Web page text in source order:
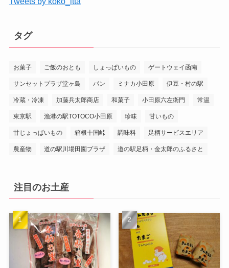
タグ
お菓子 ご飯のおとも しょっぱいもの ゲートウェイ函南
サンセットプラザ堂ヶ島 パン ミナカ小田原 伊豆・村の駅
冷蔵・冷凍 加藤兵太郎商店 和菓子 小田原六左衛門 常温
東京駅 漁港の駅TOTOCO小田原 珍味 甘いもの
甘じょっぱいもの 箱根十国峠 調味料 足柄サービスエリア
農産物 道の駅川場田園プラザ 道の駅足柄・金太郎のふるさと
注目のお土産